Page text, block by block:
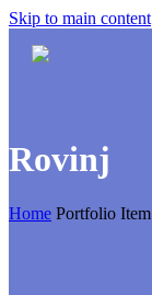
Skip to main content
Rovinj
Home Portfolio Item